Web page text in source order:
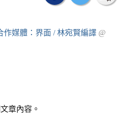
作媒體：界面 / 林宛賢編譯 @
章內容。